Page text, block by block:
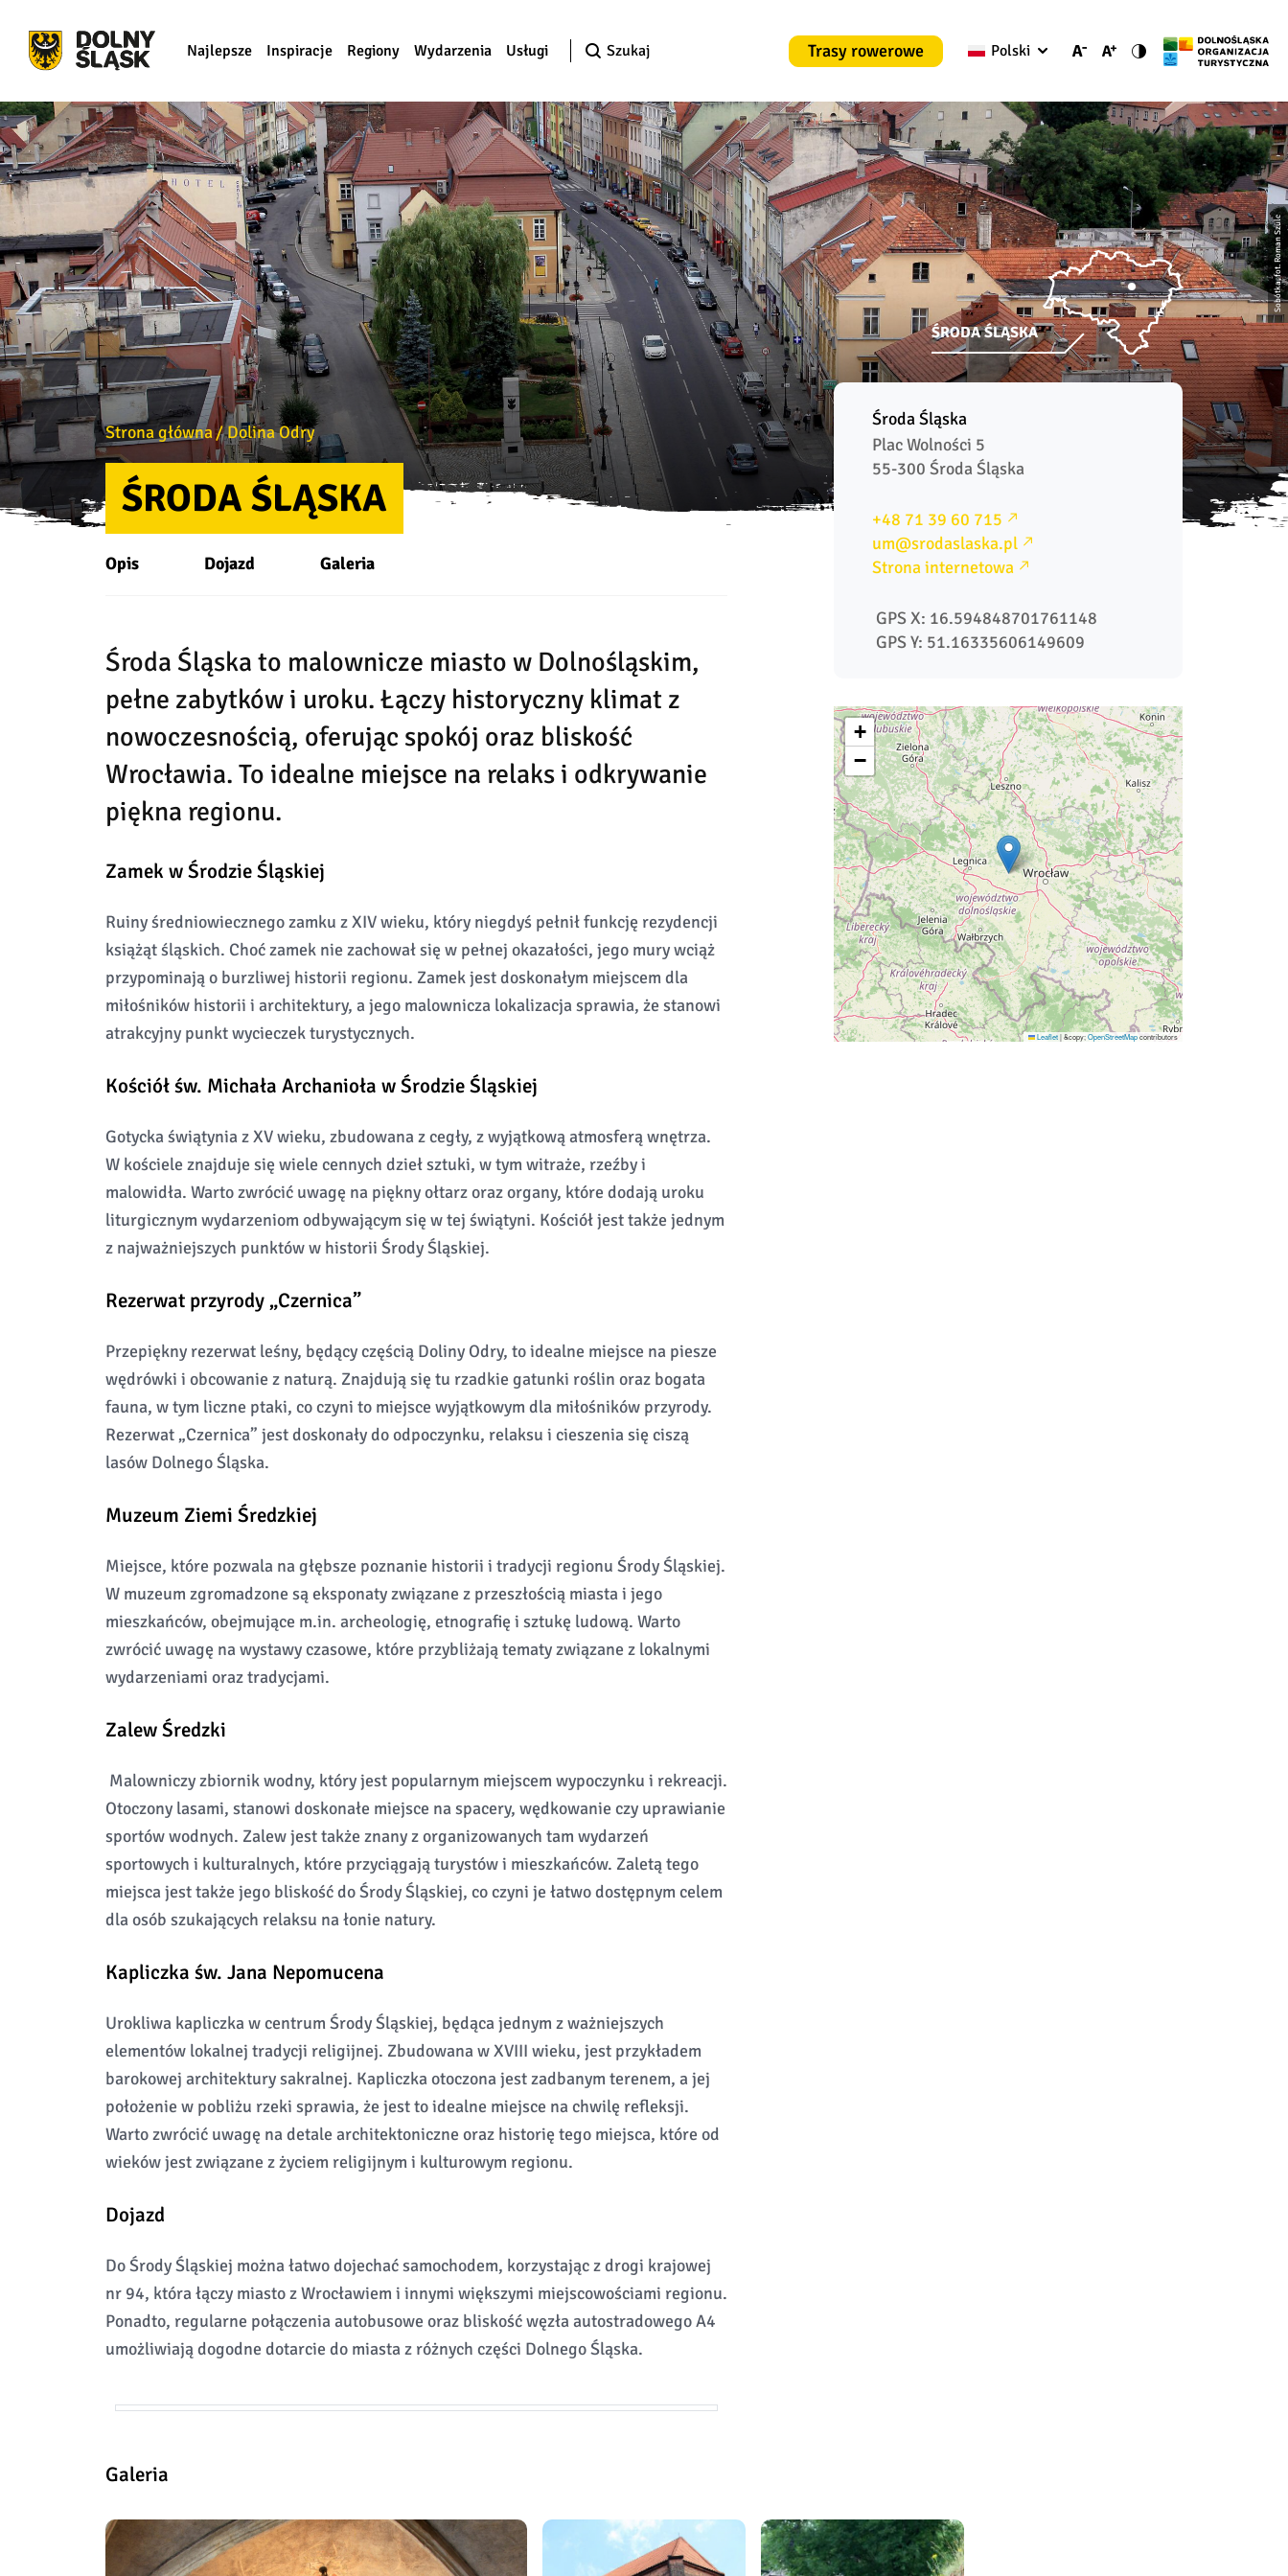
Najlepsze Inspiracje Regiony Wydarzenia Usługi Szukaj Trasy rowerowe Polski
Sobótka, fot. Roman Szulc
Strona główna Dolina Odry
ŚRODA ŚLĄSKA
ŚRODA ŚLĄSKA
Opis Dojazd Galeria
Środa Śląska to malownicze miasto w Dolnośląskim,
pełne zabytków i uroku. Łączy historyczny klimat z
nowoczesnością, oferując spokój oraz bliskość
Wrocławia. To idealne miejsce na relaks i odkrywanie
piękna regionu.
Zamek w Środzie Śląskiej
Ruiny średniowiecznego zamku z XIV wieku, który niegdyś pełnił funkcję rezydencji
książąt śląskich. Choć zamek nie zachował się w pełnej okazałości, jego mury wciąż
przypominają o burzliwej historii regionu. Zamek jest doskonałym miejscem dla
miłośników historii i architektury, a jego malownicza lokalizacja sprawia, że stanowi
atrakcyjny punkt wycieczek turystycznych.
Kościół św. Michała Archanioła w Środzie Śląskiej
Gotycka świątynia z XV wieku, zbudowana z cegły, z wyjątkową atmosferą wnętrza.
W kościele znajduje się wiele cennych dzieł sztuki, w tym witraże, rzeźby i
malowidła. Warto zwrócić uwagę na piękny ołtarz oraz organy, które dodają uroku
liturgicznym wydarzeniom odbywającym się w tej świątyni. Kościół jest także jednym
z najważniejszych punktów w historii Środy Śląskiej.
Rezerwat przyrody „Czernica”
Przepiękny rezerwat leśny, będący częścią Doliny Odry, to idealne miejsce na piesze
wędrówki i obcowanie z naturą. Znajdują się tu rzadkie gatunki roślin oraz bogata
fauna, w tym liczne ptaki, co czyni to miejsce wyjątkowym dla miłośników przyrody.
Rezerwat „Czernica” jest doskonały do odpoczynku, relaksu i cieszenia się ciszą
lasów Dolnego Śląska.
Muzeum Ziemi Średzkiej
Miejsce, które pozwala na głębsze poznanie historii i tradycji regionu Środy Śląskiej.
W muzeum zgromadzone są eksponaty związane z przeszłością miasta i jego
mieszkańców, obejmujące m.in. archeologię, etnografię i sztukę ludową. Warto
zwrócić uwagę na wystawy czasowe, które przybliżają tematy związane z lokalnymi
wydarzeniami oraz tradycjami.
Zalew Średzki
Malowniczy zbiornik wodny, który jest popularnym miejscem wypoczynku i rekreacji.
Otoczony lasami, stanowi doskonałe miejsce na spacery, wędkowanie czy uprawianie
sportów wodnych. Zalew jest także znany z organizowanych tam wydarzeń
sportowych i kulturalnych, które przyciągają turystów i mieszkańców. Zaletą tego
miejsca jest także jego bliskość do Środy Śląskiej, co czyni je łatwo dostępnym celem
dla osób szukających relaksu na łonie natury.
Kapliczka św. Jana Nepomucena
Urokliwa kapliczka w centrum Środy Śląskiej, będąca jednym z ważniejszych
elementów lokalnej tradycji religijnej. Zbudowana w XVIII wieku, jest przykładem
barokowej architektury sakralnej. Kapliczka otoczona jest zadbanym terenem, a jej
położenie w pobliżu rzeki sprawia, że jest to idealne miejsce na chwilę refleksji.
Warto zwrócić uwagę na detale architektoniczne oraz historię tego miejsca, które od
wieków jest związane z życiem religijnym i kulturowym regionu.
Dojazd
Do Środy Śląskiej można łatwo dojechać samochodem, korzystając z drogi krajowej
nr 94, która łączy miasto z Wrocławiem i innymi większymi miejscowościami regionu.
Ponadto, regularne połączenia autobusowe oraz bliskość węzła autostradowego A4
umożliwiają dogodne dotarcie do miasta z różnych części Dolnego Śląska.
Środa Śląska
Plac Wolności 5
55-300 Środa Śląska
+48 71 39 60 715
um@srodaslaska.pl
Strona internetowa
GPS X: 16.594848701761148
GPS Y: 51.16335606149609
+
−
Leaflet |&copy;OpenStreetMapcontributors
Galeria